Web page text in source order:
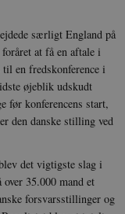
særligt England på
at få en aftale i
en fredskonference i
øjeblik udskudt
før konferencens start,
den danske stilling ved
det vigtigste slag i
35.000 mand et
forsvarsstillinger og